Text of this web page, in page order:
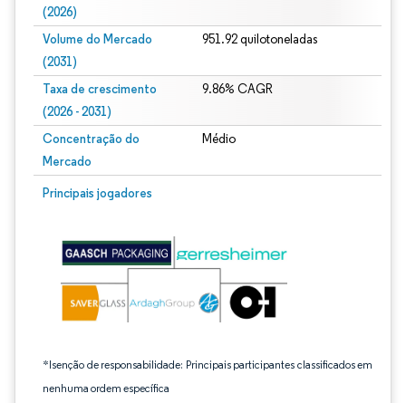
(2026)
Volume do Mercado
(2031)
951.92 quilotoneladas
Taxa de crescimento
(2026 - 2031)
9.86% CAGR
Concentração do
Mercado
Médio
Principais jogadores
*Isenção de responsabilidade: Principais participantes classificados em
nenhuma ordem específica
Imagem © Mordor Intelligence. O reuso requer atribuição conforme CC BY 4.0.